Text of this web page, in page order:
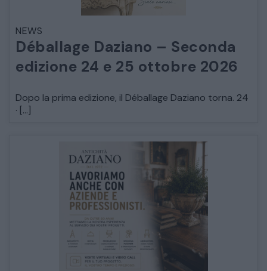
CATALOGO COMPLETO
CAMERE
NEWS
Déballage Daziano – Seconda
edizione 24 e 25 ottobre 2026
Dopo la prima edizione, il Déballage Daziano torna. 24
· […]